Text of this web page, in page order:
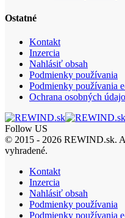
Ostatné
Kontakt
Inzercia
Nahlásiť obsah
Podmienky používania
Podmienky používania
Ochrana osobných
Follow US
© 2015 - 2026 REWIND.sk.
vyhradené.
Kontakt
Inzercia
Nahlásiť obsah
Podmienky používania
Podmienky používania